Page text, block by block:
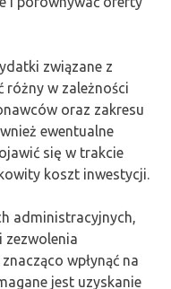
związane z
różny w zależności
oraz zakresu
ewentualne
się w trakcie
koszt inwestycji.
administracyjnych,
zezwolenia
wpłynąć na
jest uzyskanie